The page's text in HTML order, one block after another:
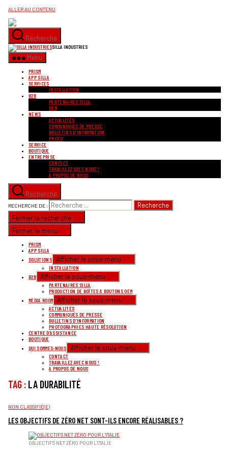
ALLER AU CONTENU
Recherche
SILLA INDUSTRIES
Menu
PRISM
APP SILLA
SERVICES
INSTALLATION
B2B
PARTENAIRES SILLA
OEM
NEWS
ACTUALITÉS
COMMUNIQUÉS DE PRESSE
BULLETINS D’INFORMATION
PHOTO
SERVICE
BOUTIQUE
ENTREPRISE
CONTACT
TRAVAILLEZ AVEC NOUS !
A PROPOS DE NOUS
Recherche
RECHERCHE DE :
Fermer la recherche
Fermer le menu
PRISM
APP SILLA
SOLUTIONS
Afficher le sous-menu
INSTALLATION
B2B
Afficher le sous-menu
PARTENAIRES SILLA
PRODUCTION DE BOÎTES À BOUTONS OEM
MEDIA ROOM
Afficher le sous-menu
ACTUALITÉS
COMMUNIQUÉS DE PRESSE
BULLETINS D’INFORMATION
PHOTOGRAPHIES HAUTE RÉSOLUTION
CENTRE D’ASSISTANCE
BOUTIQUE
QUI SOMMES-NOUS
Afficher le sous-menu
CONTACT
TRAVAILLEZ AVEC NOUS !
A PROPOS DE NOUS
TAG : LA DURABILITÉ
NON CLASSIFIÉ(E)
LES OBJECTIFS DE ZÉRO NET SONT-ILS ENCORE RÉALISABLES ?
OBJECTIFS NET ZÉRO POUR L'ITALIE